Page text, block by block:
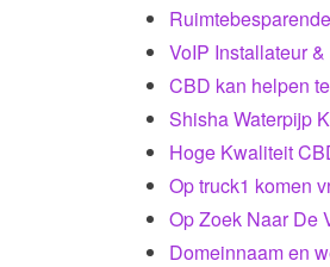
VoIP Installateur
CBD kan helpen
Shisha Waterpijp
Hoge Kwaliteit
Op truck1 komen
Op Zoek Naar De
Domeinnaam en